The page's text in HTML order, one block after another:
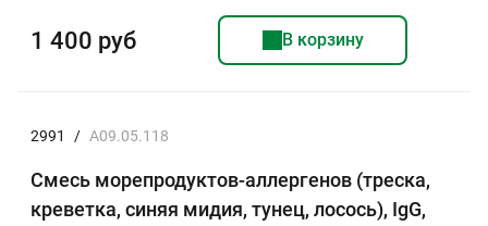
1 400 руб В корзину
2991 / A09.05.118
Смесь морепродуктов-аллергенов (треска,
креветка, синяя мидия, тунец, лосось), IgG,